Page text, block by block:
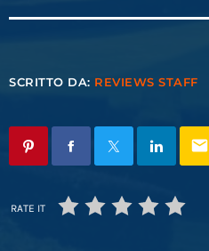
SCRITTO DA: REVIEWS STAFF
email
RATE IT